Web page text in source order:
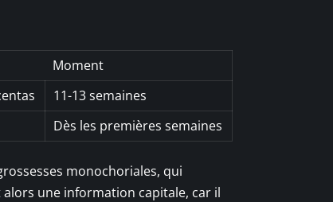
Moment
11-13 semaines
Dès les premières semaines
monochoriales, qui
une information capitale, car il